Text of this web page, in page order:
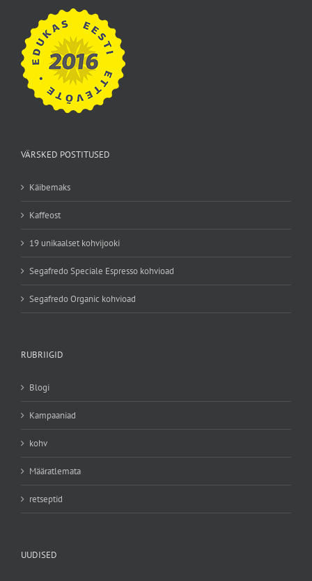
VÄRSKED POSTITUSED
Käibemaks
Kaffeost
19 unikaalset kohvijooki
Segafredo Speciale Espresso kohvioad
Segafredo Organic kohvioad
RUBRIIGID
Blogi
Kampaaniad
kohv
Määratlemata
retseptid
UUDISED